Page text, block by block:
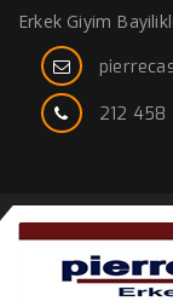
Erkek Giyim
212 458